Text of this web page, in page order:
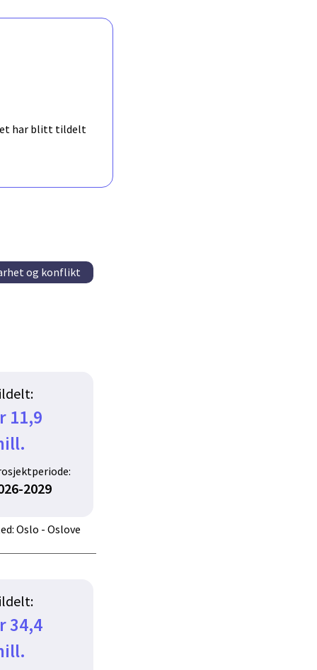
har blitt tildelt
og konflikt
11,9
2029
Oslo - Oslove
34,4